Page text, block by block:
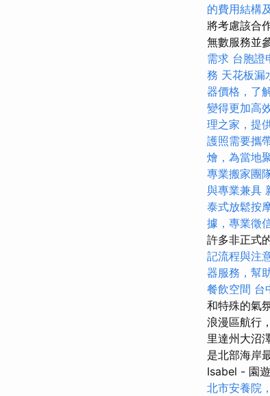
的費用結構
將考慮該合
無數服務並
需求 台胞證
務 天花板漏
器價格，了
變得更加高
理之家，提
護照需要攜
燴，為當地
專業搬家團
與專業兼具
泰式放鬆按
據，專業徵
許多非正式
記流程與注
器服務，幫
餐飲空間 台
和特殊的氣
浪漫區航行
里達州大沼
是北部海岸
Isabel - 園
北市安養院